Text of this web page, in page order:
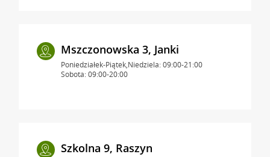
Mszczonowska 3, Janki
Poniedziałek-Piątek,Niedziela: 09:00-21:00
Sobota: 09:00-20:00
Szkolna 9, Raszyn